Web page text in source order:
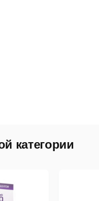
категории